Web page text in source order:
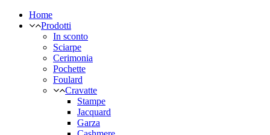
Home
Prodotti
In sconto
Sciarpe
Cerimonia
Pochette
Foulard
Cravatte
Stampe
Jacquard
Garza